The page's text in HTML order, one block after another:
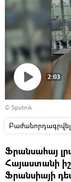
Դիտել
տեսանյութը
2:03
© Sputnik
Բաժանորդագրվել
Ֆրանսահայ
Հայաստանի
Ֆրանսիայի